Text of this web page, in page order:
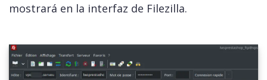
mostrará en la interfaz de Filezilla.